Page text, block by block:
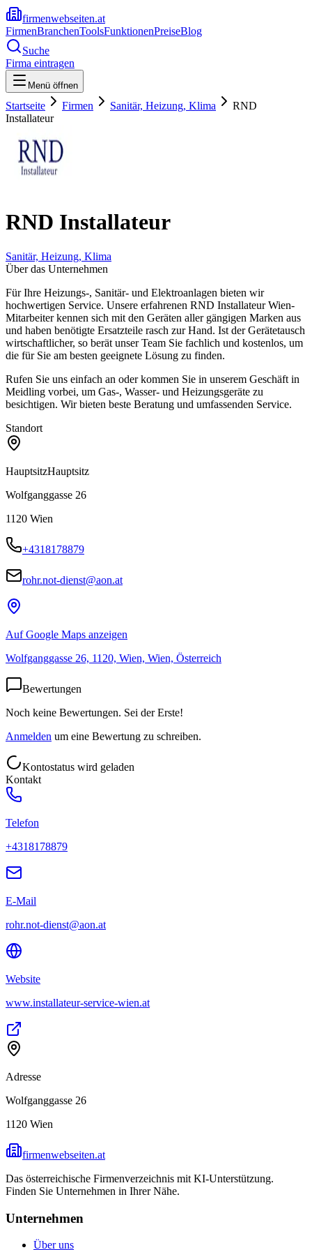
firmenwebseiten.at
FirmenBranchenToolsFunktionenPreiseBlog
Suche
Firma eintragen
Menü öffnen
Startseite Firmen Sanitär, Heizung, Klima
RND
Installateur
RND Installateur
Sanitär, Heizung, Klima
Über das Unternehmen
Für Ihre Heizungs-, Sanitär- und Elektroanlagen bieten wir
hochwertigen Service. Unsere erfahrenen RND Installateur Wien-
Mitarbeiter kennen sich mit den Geräten aller gängigen Marken aus
und haben benötigte Ersatzteile rasch zur Hand. Ist der Gerätetausch
wirtschaftlicher, so berät unser Team Sie fachlich und kostenlos, um
die für Sie am besten geeignete Lösung zu finden.
Rufen Sie uns einfach an oder kommen Sie in unserem Geschäft in
Meidling vorbei, um Gas-, Wasser- und Heizungsgeräte zu
besichtigen. Wir bieten beste Beratung und umfassenden Service.
Standort
HauptsitzHauptsitz
Wolfganggasse 26
1120 Wien
+4318178879
rohr.not-dienst@aon.at
Auf Google Maps anzeigen
Wolfganggasse 26, 1120, Wien, Wien, Österreich
Bewertungen
Noch keine Bewertungen. Sei der Erste!
Anmelden um eine Bewertung zu schreiben.
Kontostatus wird geladen
Kontakt
Telefon
+4318178879
E-Mail
rohr.not-dienst@aon.at
Website
www.installateur-service-wien.at
Adresse
Wolfganggasse 26
1120 Wien
firmenwebseiten.at
Das österreichische Firmenverzeichnis mit KI-Unterstützung.
Finden Sie Unternehmen in Ihrer Nähe.
Unternehmen
Über uns